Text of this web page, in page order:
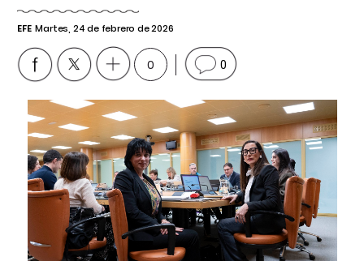
EFE Martes, 24 de febrero de 2026
0 0